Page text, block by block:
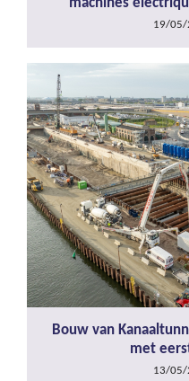
machines
19/05/
Bouw van
met
13/05/